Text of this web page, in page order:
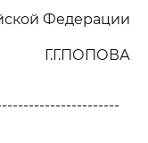
Федерации
Г.Г.ПОПОВА